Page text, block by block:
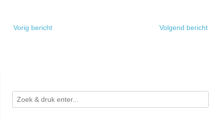
navigatie
Vorig bericht Volgend bericht